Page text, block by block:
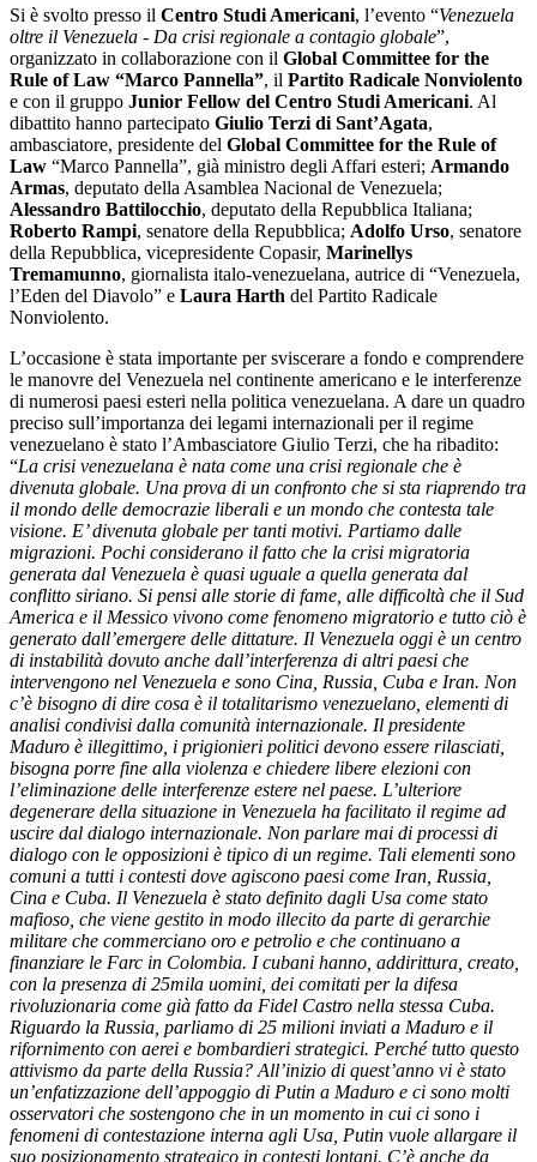
Si è svolto presso il Centro Studi Americani, l’evento “Venezuela
oltre il Venezuela - Da crisi regionale a contagio globale”,
organizzato in collaborazione con il Global Committee for the
Rule of Law “Marco Pannella”, il Partito Radicale Nonviolento
e con il gruppo Junior Fellow del Centro Studi Americani. Al
dibattito hanno partecipato Giulio Terzi di Sant’Agata,
ambasciatore, presidente del Global Committee for the Rule of
Law “Marco Pannella”, già ministro degli Affari esteri; Armando
Armas, deputato della Asamblea Nacional de Venezuela;
Alessandro Battilocchio, deputato della Repubblica Italiana;
Roberto Rampi, senatore della Repubblica; Adolfo Urso, senatore
della Repubblica, vicepresidente Copasir, Marinellys
Tremamunno, giornalista italo-venezuelana, autrice di “Venezuela,
l’Eden del Diavolo” e Laura Harth del Partito Radicale
Nonviolento.
L’occasione è stata importante per sviscerare a fondo e comprendere
le manovre del Venezuela nel continente americano e le interferenze
di numerosi paesi esteri nella politica venezuelana. A dare un quadro
preciso sull’importanza dei legami internazionali per il regime
venezuelano è stato l’Ambasciatore Giulio Terzi, che ha ribadito:
“La crisi venezuelana è nata come una crisi regionale che è
divenuta globale. Una prova di un confronto che si sta riaprendo tra
il mondo delle democrazie liberali e un mondo che contesta tale
visione. E’ divenuta globale per tanti motivi. Partiamo dalle
migrazioni. Pochi considerano il fatto che la crisi migratoria
generata dal Venezuela è quasi uguale a quella generata dal
conflitto siriano. Si pensi alle storie di fame, alle difficoltà che il Sud
America e il Messico vivono come fenomeno migratorio e tutto ciò è
generato dall’emergere delle dittature. Il Venezuela oggi è un centro
di instabilità dovuto anche dall’interferenza di altri paesi che
intervengono nel Venezuela e sono Cina, Russia, Cuba e Iran. Non
c’è bisogno di dire cosa è il totalitarismo venezuelano, elementi di
analisi condivisi dalla comunità internazionale. Il presidente
Maduro è illegittimo, i prigionieri politici devono essere rilasciati,
bisogna porre fine alla violenza e chiedere libere elezioni con
l’eliminazione delle interferenze estere nel paese. L’ulteriore
degenerare della situazione in Venezuela ha facilitato il regime ad
uscire dal dialogo internazionale. Non parlare mai di processi di
dialogo con le opposizioni è tipico di un regime. Tali elementi sono
comuni a tutti i contesti dove agiscono paesi come Iran, Russia,
Cina e Cuba. Il Venezuela è stato definito dagli Usa come stato
mafioso, che viene gestito in modo illecito da parte di gerarchie
militare che commerciano oro e petrolio e che continuano a
finanziare le Farc in Colombia. I cubani hanno, addirittura, creato,
con la presenza di 25mila uomini, dei comitati per la difesa
rivoluzionaria come già fatto da Fidel Castro nella stessa Cuba.
Riguardo la Russia, parliamo di 25 milioni inviati a Maduro e il
rifornimento con aerei e bombardieri strategici. Perché tutto questo
attivismo da parte della Russia? All’inizio di quest’anno vi è stato
un’enfatizzazione dell’appoggio di Putin a Maduro e ci sono molti
osservatori che sostengono che in un momento in cui ci sono i
fenomeni di contestazione interna agli Usa, Putin vuole allargare il
suo posizionamento strategico in contesti lontani. C’è anche da